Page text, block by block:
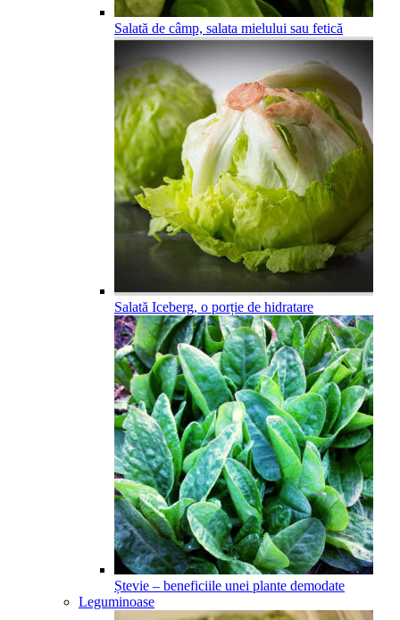
Salată de câmp, salata mielului sau fetică
Salată Iceberg, o porție de hidratare
Ștevie – beneficiile unei plante demodate
Leguminoase